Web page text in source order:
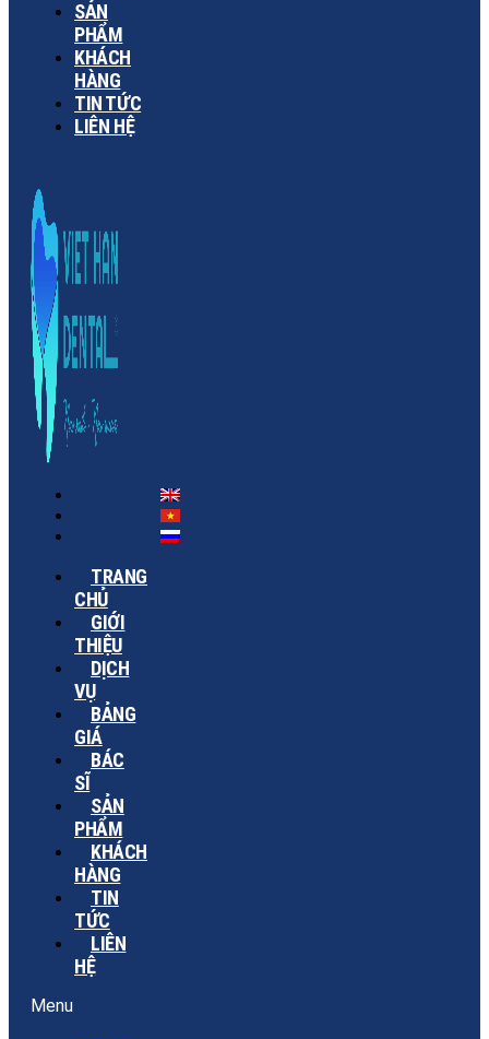
SẢN
PHẨM
KHÁCH
HÀNG
TIN TỨC
LIÊN HỆ
TRANG
CHỦ
GIỚI
THIỆU
DỊCH
VỤ
BẢNG
GIÁ
BÁC
SĨ
SẢN
PHẨM
KHÁCH
HÀNG
TIN
TỨC
LIÊN
HỆ
Menu